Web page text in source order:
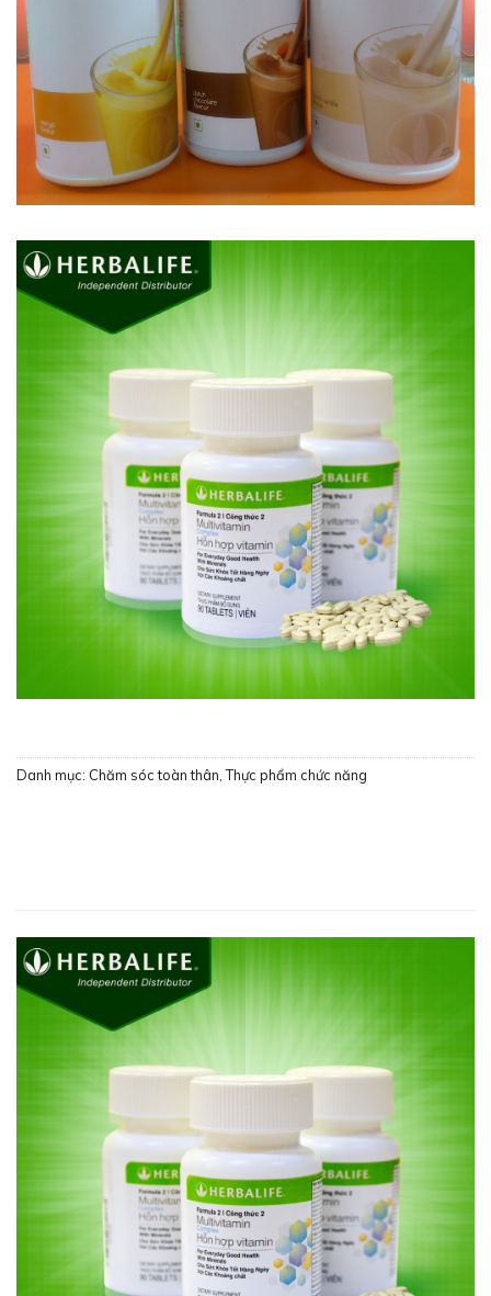
Danh mục: Chăm sóc toàn thân ,Thực phẩm chức năng